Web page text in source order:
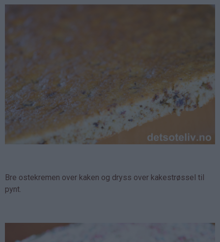
Bre ostekremen over kaken og dryss over kakestrøssel til
pynt.